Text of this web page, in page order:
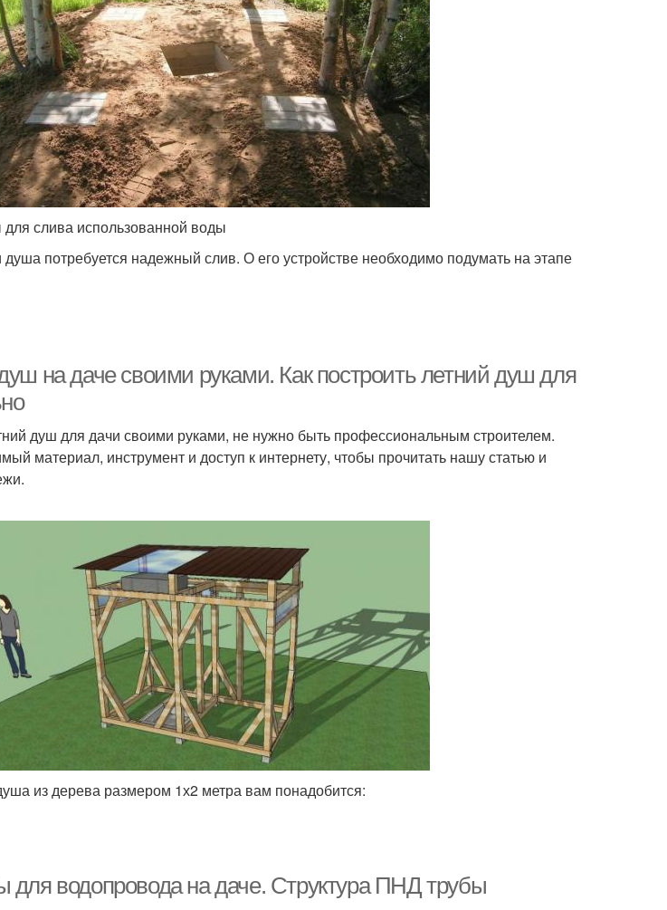
слива использованной воды
душа потребуется надежный слив. О его устройстве необходимо подумать на этапе
на даче своими руками. Как построить летний душ для
душ для дачи своими руками, не нужно быть профессиональным строителем.
материал, инструмент и доступ к интернету, чтобы прочитать нашу статью и
из дерева размером 1х2 метра вам понадобится:
для водопровода на даче. Структура ПНД трубы